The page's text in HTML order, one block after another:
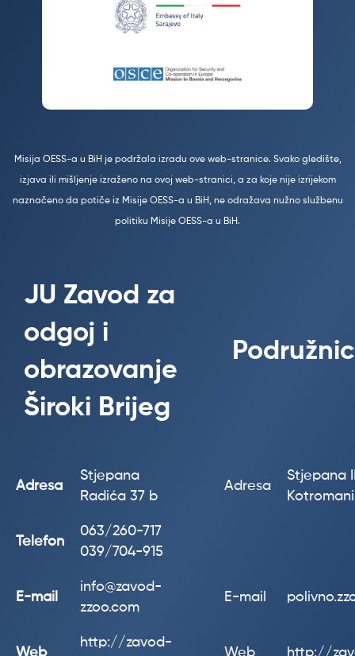
Misija OESS-a u BiH je podržala izradu ove web-stranice. Svako gledište,
izjava ili mišljenje izraženo na ovoj web-stranici, a za koje nije izrijekom
naznačeno da potiče iz Misije OESS-a u BiH, ne odražava nužno službenu
politiku Misije OESS-a u BiH.
JU Zavod za
odgoj i
obrazovanje
Široki Brijeg
Adresa
Stjepana
Radića 37 b
Adresa
Stjepana
Telefon
063/260-717
039/704-915
E-mail
info@zavod-
zzoo.com
E-mail
Web
http://zavod-
Web http://